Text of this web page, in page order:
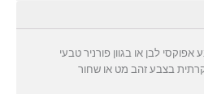
אפוקסי לבן או בגוון פורניר טבעי
בצבע זהב מט או שחור